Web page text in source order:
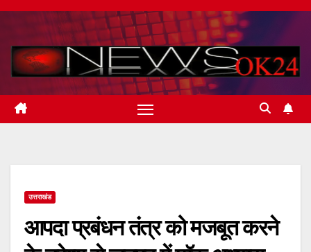
Skip
content
उत्तराखंड
आपदा प्रबंधन तंत्र को मजबूत करने